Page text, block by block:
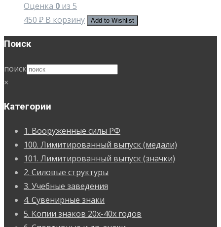
Оценка 0 из 5
450 ₽ В корзину Add to Wishlist
Поиск
поиск
×
Категории
1. Вооруженные силы РФ
100. Лимитированный выпуск (медали)
101. Лимитированный выпуск (значки)
2. Силовые структуры
3. Учебные заведения
4. Сувенирные знаки
5. Копии знаков 20х-40х годов